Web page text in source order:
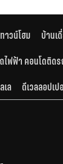
ทาวน์โฮม
บ้านเ
ไฟฟ้า คอนโดติด
เล
ดีเวลลอปเป